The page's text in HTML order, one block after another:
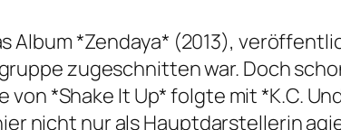
Album *Zendaya* (2013),
zugeschnitten war. Doch
*Shake It Up* folgte mit *K.C.
nicht nur als Hauptdarstellerin